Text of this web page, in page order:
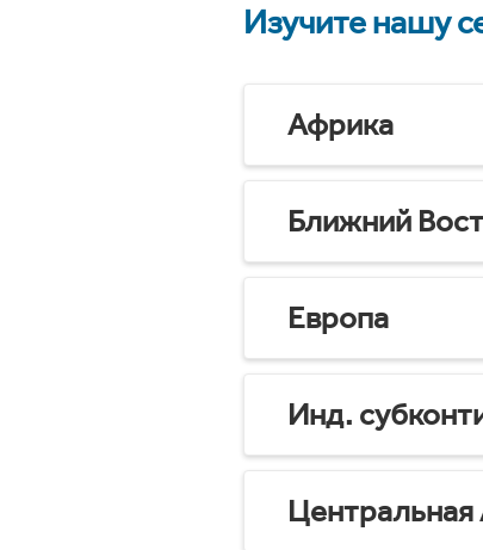
Изучите нашу
Африка
Ближний
Европа
Инд.
Центральная